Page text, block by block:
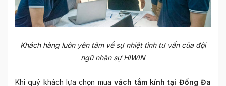
Khách hàng luôn yên tâm về sự nhiệt tình tư vấn của đội
ngũ nhân sự HIWIN
Khi quý khách lựa chọn mua vách tắm kính tại Đống Đa